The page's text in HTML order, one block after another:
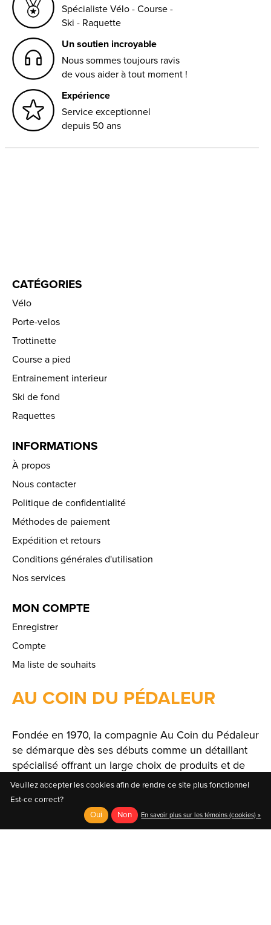
Spécialiste Vélo - Course -
Ski - Raquette
Un soutien incroyable
Nous sommes toujours ravis
de vous aider à tout moment !
Expérience
Service exceptionnel
depuis 50 ans
CATÉGORIES
Vélo
Porte-velos
Trottinette
Course a pied
Entrainement interieur
Ski de fond
Raquettes
INFORMATIONS
À propos
Nous contacter
Politique de confidentialité
Méthodes de paiement
Expédition et retours
Conditions générales d'utilisation
Nos services
MON COMPTE
Enregistrer
Compte
Ma liste de souhaits
AU COIN DU PÉDALEUR
Fondée en 1970, la compagnie Au Coin du Pédaleur
se démarque dès ses débuts comme un détaillant
spécialisé offrant un large choix de produits et de
solutions.
Veuillez accepter les cookies afin de rendre ce site plus fonctionnel
Est-ce correct?
Oui
Non En savoir plus sur les témoins (cookies) »